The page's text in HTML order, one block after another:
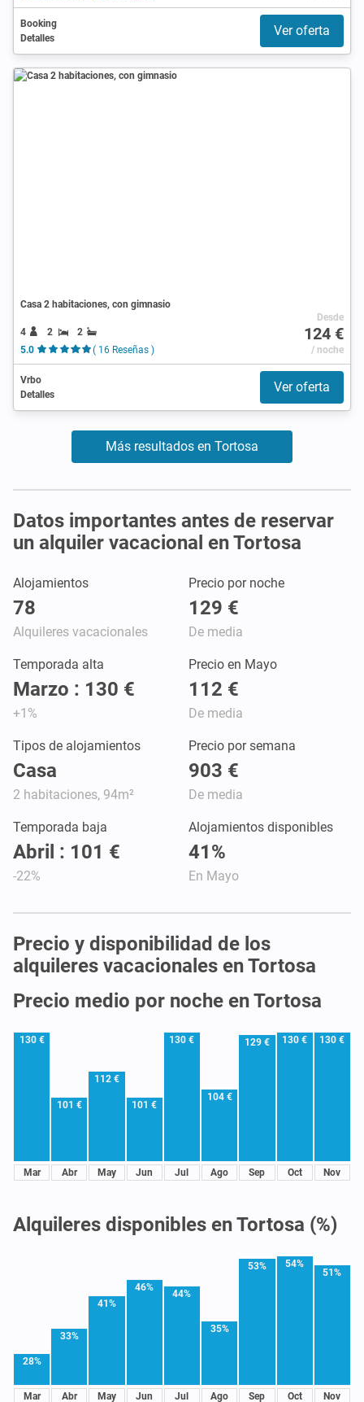
Booking
Detalles
Ver oferta
Casa 2 habitaciones, con gimnasio
4 2
2
5.0
( 16 Reseñas )
Desde
124 €
/ noche
Vrbo
Detalles
Ver oferta
Más resultados en Tortosa
Datos importantes antes de reservar
un alquiler vacacional en Tortosa
Alojamientos
78
Alquileres vacacionales
Precio por noche
129 €
De media
Temporada alta
Marzo : 130 €
+1%
Precio en Mayo
112 €
De media
Tipos de alojamientos
Casa
2 habitaciones, 94m²
Precio por semana
903 €
De media
Temporada baja
Abril : 101 €
-22%
Alojamientos disponibles
41%
En Mayo
Precio y disponibilidad de los
alquileres vacacionales en Tortosa
Precio medio por noche en Tortosa
130 €
Mar
101 €
Abr
112 €
May
101 €
Jun
130 €
Jul
104 €
Ago
129 €
Sep
130 €
Oct
130 €
Nov
Alquileres disponibles en Tortosa (%)
28%
Mar
33%
Abr
41%
May
46%
Jun
44%
Jul
35%
Ago
53%
Sep
54%
Oct
51%
Nov